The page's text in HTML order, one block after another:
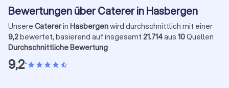
Bewertungen über Caterer in Hasbergen
Unsere Catererin Hasbergenwird durchschnittlich mit einer
9,2bewertet, basierend auf insgesamt 21.714aus 10Quellen
Durchschnittliche Bewertung
9,2•starstarstarstarstar_half